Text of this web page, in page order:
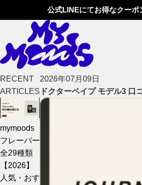
公式LINEにてお得なクー
RECENT
ARTICLES
mymoods
フレーバー
全29種類
【2026】
人気・おす
2026年07月09日
ドクターベイプ モデル3 口